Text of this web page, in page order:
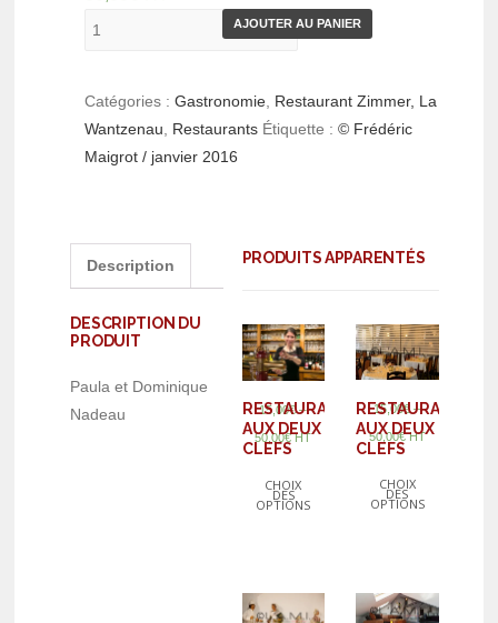
AJOUTER AU PANIER
Catégories :Gastronomie Restaurant Zimmer, La
Wantzenau
Restaurants Étiquette :© Frédéric
Maigrot / janvier 2016
Description
DESCRIPTION DU
PRODUIT
Paula et Dominique
Nadeau
PRODUITS APPARENTÉS
RESTAURANT
AUX DEUX
CLEFS
15,00€–
50,00€ HT
CHOIX
DES
OPTIONS
RESTAURANT
AUX DEUX
CLEFS
15,00€–
50,00€ HT
CHOIX
DES
OPTIONS